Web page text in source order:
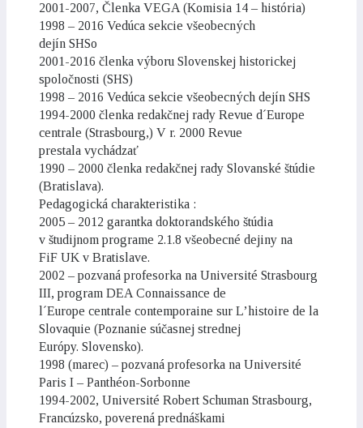
2001-2007, Členka VEGA (Komisia 14 – história)
1998 – 2016 Vedúca sekcie všeobecných
dejín SHSo
2001-2016 členka výboru Slovenskej historickej
spoločnosti (SHS)
1998 – 2016 Vedúca sekcie všeobecných dejín SHS
1994-2000 členka redakčnej rady Revue d´Europe
centrale (Strasbourg,) V r. 2000 Revue
prestala vychádzať
1990 – 2000 členka redakčnej rady Slovanské štúdie
(Bratislava).
Pedagogická charakteristika :
2005 – 2012 garantka doktorandského štúdia
v študijnom programe 2.1.8 všeobecné dejiny na
FiF UK v Bratislave.
2002 – pozvaná profesorka na Université Strasbourg
III, program DEA Connaissance de
l´Europe centrale contemporaine sur L’histoire de la
Slovaquie (Poznanie súčasnej strednej
Európy. Slovensko).
1998 (marec) – pozvaná profesorka na Université
Paris I – Panthéon-Sorbonne
1994-2002, Université Robert Schuman Strasbourg,
Francúzsko, poverená prednáškami